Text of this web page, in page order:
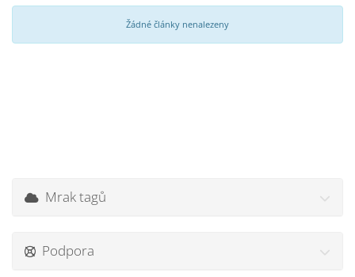
Žádné články nenalezeny
Mrak tagů
Podpora